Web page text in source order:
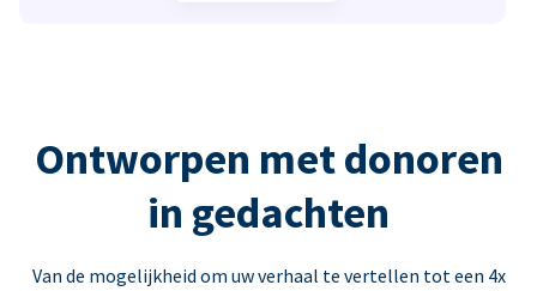
Ontworpen met donoren
in gedachten
Van de mogelijkheid om uw verhaal te vertellen tot een 4x